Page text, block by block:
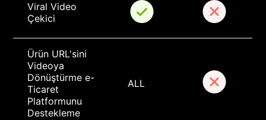
Viral Video
Çekici
Ürün URL'sini
Videoya
Dönüştürme e-
Ticaret
Platformunu
Destekleme
ALL